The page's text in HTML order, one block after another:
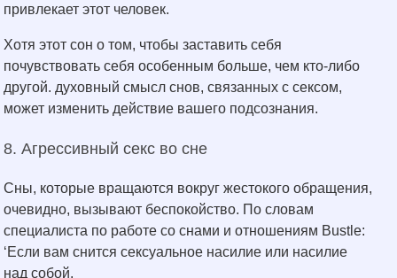
привлекает этот человек.
Хотя этот сон о том, чтобы заставить себя
почувствовать себя особенным больше, чем кто-либо
другой. духовный смысл снов, связанных с сексом,
может изменить действие вашего подсознания.
8. Агрессивный секс во сне
Сны, которые вращаются вокруг жестокого обращения,
очевидно, вызывают беспокойство. По словам
специалиста по работе со снами и отношениям Bustle:
‘Если вам снится сексуальное насилие или насилие
над собой.